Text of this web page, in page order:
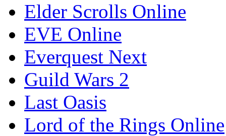
Elder Scrolls Online
EVE Online
Everquest Next
Guild Wars 2
Last Oasis
Lord of the Rings Online